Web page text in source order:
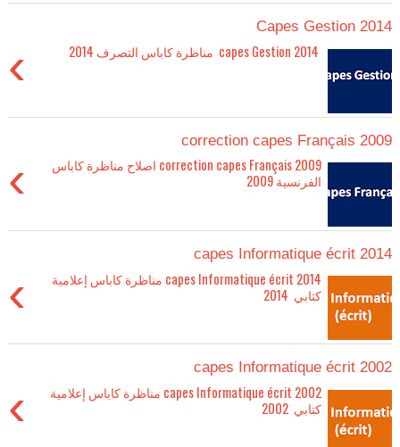
Capes Gestion 2014
›
correction capes Français 2009
›
correction capes Français 2009 اصلاح مناظرة كاباس
الفرنسية 2009
capes Informatique écrit 2014
›
capes Informatique écrit 2014 مناظرة كاباس إعلامية
كتابي 2014
capes Informatique écrit 2002
›
capes Informatique écrit 2002 مناظرة كاباس إعلامية
كتابي 2002